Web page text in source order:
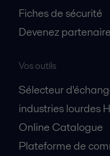
Fiches de sécurité
Devenez partenaire
Vos outils
Sélecteur
industries lourdes
Online Catalogue
Plateforme de